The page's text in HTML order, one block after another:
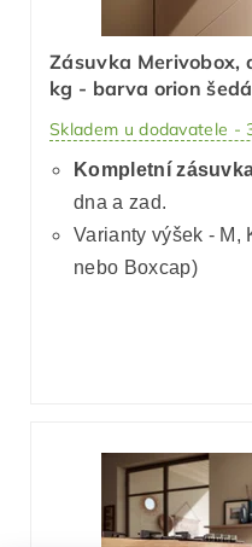
Zásuvka Merivobox,
kg - barva orion šedá
Skladem u dodavatele -
Kompletní
dna a zad.
Varianty výšek - M,
nebo Boxcap)